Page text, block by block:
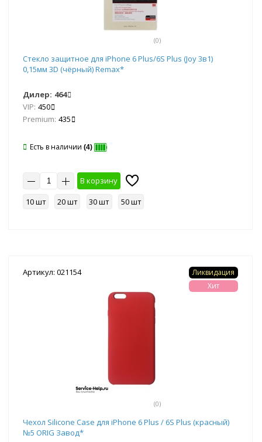
(0)
Стекло защитное для iPhone 6 Plus/6S Plus (Joy 3в1)
0,15мм 3D (чёрный) Remax*
Дилер: 464
VIP: 450
Premium: 435
Есть в наличии (4)
В корзину
10 шт
20 шт 30 шт 50 шт
Артикул: 021154
(0)
Ликвидация
Хит
Чехол Silicone Case для iPhone 6 Plus / 6S Plus (красный)
№5 ORIG Завод*